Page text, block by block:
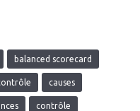
balanced scorecard
causes
contrôle